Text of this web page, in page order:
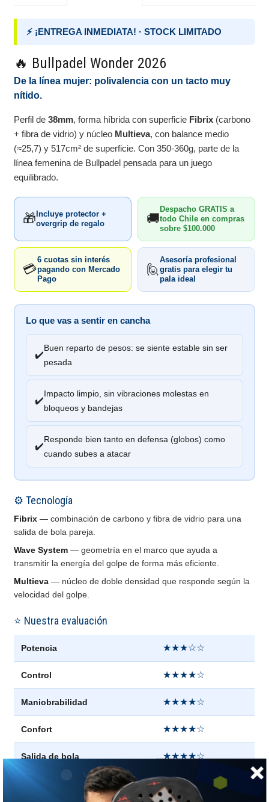
⚡ ¡ENTREGA INMEDIATA! · STOCK LIMITADO
🔥 Bullpadel Wonder 2026
De la línea mujer: polivalencia con un tacto muy
nítido.
Perfil de38mm, forma híbrida con superficie Fibrix (carbono
+ fibra de vidrio) y núcleo Multieva, con balance medio
(≈25,7) y 517cm² de superficie. Con 350-360g, parte de la
línea femenina de Bullpadel pensada para un juego
equilibrado.
🎁 Incluye protector +
overgrip de regalo
🚚
Despacho GRATIS a
todo Chile en compras
sobre $100.000
💳
6 cuotas sin interés
pagando con Mercado
Pago
🙋
Asesoría profesional
gratis para elegir tu
pala ideal
Lo que vas a sentir en cancha
✔️
Buen reparto de pesos: se siente estable sin ser
pesada
✔️
Impacto limpio, sin vibraciones molestas en
bloqueos y bandejas
✔️
Responde bien tanto en defensa (globos) como
cuando subes a atacar
⚙️ Tecnología
Fibrix — combinación de carbono y fibra de vidrio para una
salida de bola pareja.
Wave System — geometría en el marco que ayuda a
transmitir la energía del golpe de forma más eficiente.
Multieva — núcleo de doble densidad que responde según la
velocidad del golpe.
⭐ Nuestra evaluación
Potencia ★★★☆☆
Control ★★★★☆
Maniobrabilidad ★★★★☆
Confort ★★★★☆
Salida de bola ★★★★☆
Punto dulce ★★★★☆